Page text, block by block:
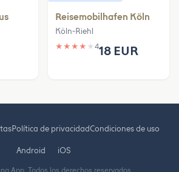
Reisemobilhafen Köln
Köln-Riehl
★ ★ ★ ★ ★ 418 EUR
Política de privacidadCondiciones de uso
Android iOS
App. Todos los derechos reservados.